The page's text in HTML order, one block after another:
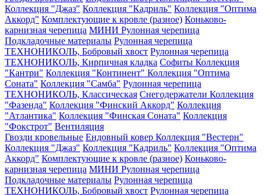
Коллекция "Джаз" Коллекция "Кадриль" Коллекция "Оптима
Аккорд" Комплектующие к кровле (разное) Коньково-
карнизная черепица МИНИ Рулонная черепица
Подкладочные материалы Рулонная черепица
ТЕХНОНИКОЛЬ, Бобровый хвост Рулонная черепица
ТЕХНОНИКОЛЬ, Кирпичная кладка Софиты Коллекция
"Кантри" Коллекция "Континент" Коллекция "Оптима
Соната" Коллекция "Самба" Рулонная черепица
ТЕХНОНИКОЛЬ, Классическая Снегодержатели Коллекция
"Фазенда" Коллекция "Финский Аккорд" Коллекция
"Атлантика" Коллекция "Финская Соната" Коллекция
"Фокстрот" Вентиляция
Гвозди кровельные Ендовный ковер Коллекция "Вестерн"
Коллекция "Джаз" Коллекция "Кадриль" Коллекция "Оптима
Аккорд" Комплектующие к кровле (разное) Коньково-
карнизная черепица МИНИ Рулонная черепица
Подкладочные материалы Рулонная черепица
ТЕХНОНИКОЛЬ, Бобровый хвост Рулонная черепица